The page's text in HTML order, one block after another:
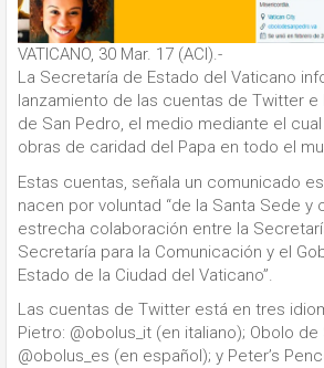
VATICANO, 30 Mar. 17 (ACI).-
La Secretaría de Estado del Vaticano
lanzamiento de las cuentas de Twitter e
de San Pedro, el medio mediante el
obras de caridad del Papa en todo el
Estas cuentas, señala un comunicado
nacen por voluntad “de la Santa Sede y
estrecha colaboración entre la
Secretaría para la Comunicación y el
Estado de la Ciudad del Vaticano”.
Las cuentas de Twitter está en tres
Pietro: @obolus_it (en italiano); Obolo de
@obolus_es (en español); y Peter’s